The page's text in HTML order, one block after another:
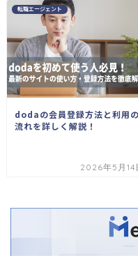
転職エージェント
dodaの会員登録方法と利用の
流れを詳しく解説！
2026年5月14